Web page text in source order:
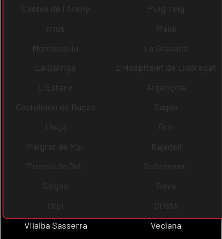
Castell de l´Areny
Puig-reig
rrius
Malla
Montesquiu
La Granada
La Garriga
L´Hospitalet de Llobregat
L´Estany
Argençola
Castellnou de Bages
Sagàs
Lluçà
Orís
Malgrat de Mar
Rajadell
Premià de Dalt
Sobremunt
Sitges
Seva
Orpí
Oristà
Vilalba Sasserra
Veciana